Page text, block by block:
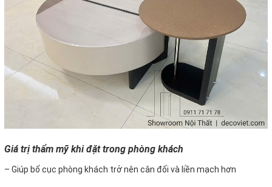
Giá trị thẩm mỹ khi đặt trong phòng khách
– Giúp bố cục phòng khách trở nên cân đối và liền mạch hơn